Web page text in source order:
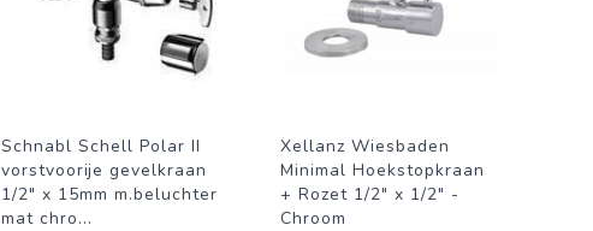
Schnabl Schell Polar II
vorstvoorije gevelkraan
1/2" x 15mm m.beluchter
mat chro...
Xellanz Wiesbaden
Minimal Hoekstopkraan
+ Rozet 1/2" x 1/2" -
Chroom